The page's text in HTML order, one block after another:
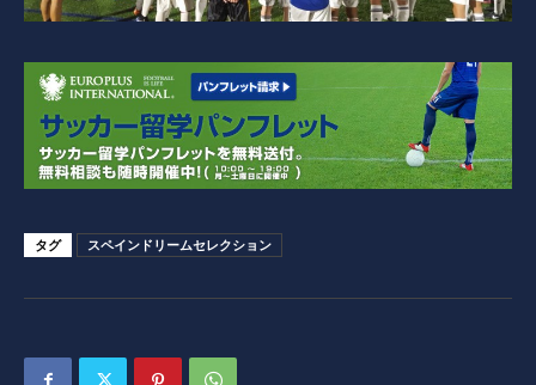
タグ スペインドリームセレクション